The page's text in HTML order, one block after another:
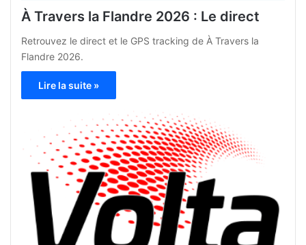
À Travers la Flandre 2026 : Le direct
Retrouvez le direct et le GPS tracking de À Travers la
Flandre 2026.
Lire la suite »